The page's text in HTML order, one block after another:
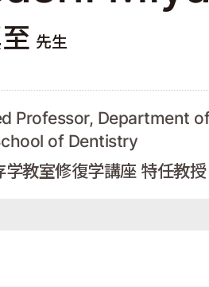
先生
Professor, Department
of Dentistry
学教室修復学講座 特任教授